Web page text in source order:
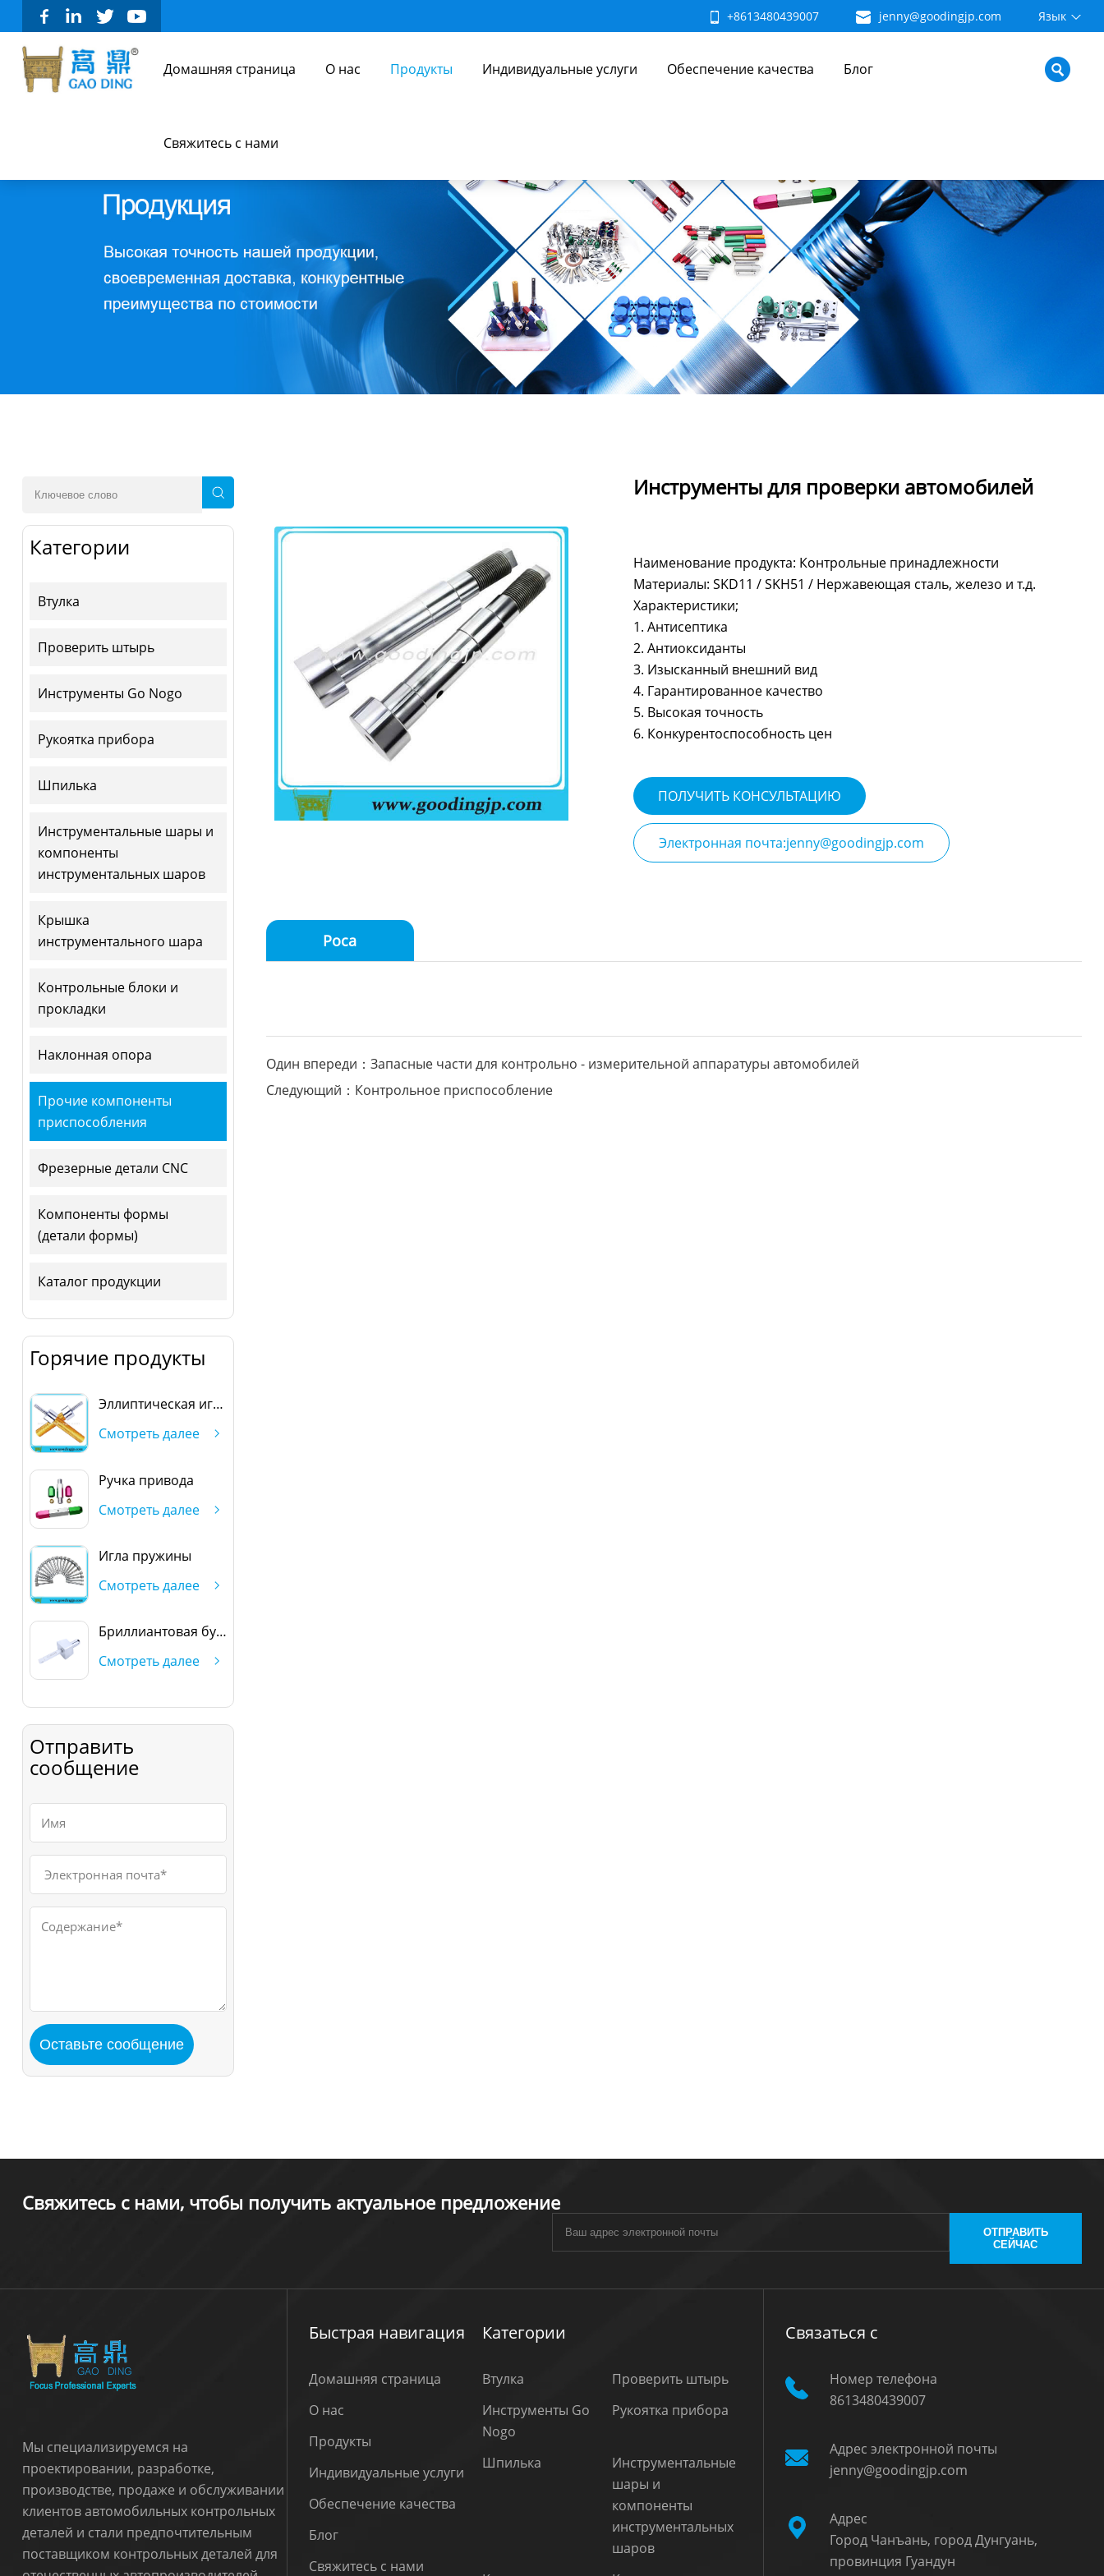
+8613480439007 jenny@goodingjp.com Язык
Домашняя страница О нас Продукты Индивидуальные услуги Обеспечение качества Блог
Свяжитесь с нами
Категории
Втулка
Проверить штырь
Инструменты Go Nogo
Рукоятка прибора
Шпилька
Инструментальные шары и
компоненты
инструментальных шаров
Крышка
инструментального шара
Контрольные блоки и
прокладки
Наклонная опора
Прочие компоненты
приспособления
Фрезерные детали CNC
Компоненты формы
(детали формы)
Каталог продукции
Горячие продукты
Эллиптическая игла
Смотреть далее
Ручка привода
Смотреть далее
Игла пружины
Смотреть далее
Бриллиантовая булавка
Смотреть далее
Отправить
сообщение
Инструменты для проверки автомобилей
Наименование продукта: Контрольные принадлежности
Материалы: SKD11 / SKH51 / Нержавеющая сталь, железо и т.д.
Характеристики;
1. Антисептика
2. Антиоксиданты
3. Изысканный внешний вид
4. Гарантированное качество
5. Высокая точность
6. Конкурентоспособность цен
ПОЛУЧИТЬ КОНСУЛЬТАЦИЮ
Электронная почта:jenny@goodingjp.com
Роса
Один впереди：Запасные части для контрольно - измерительной аппаратуры автомобилей
Следующий：Контрольное приспособление
Свяжитесь с нами, чтобы получить актуальное предложение
ОТПРАВИТЬ
СЕЙЧАС
Мы специализируемся на
проектировании, разработке,
производстве, продаже и обслуживании
клиентов автомобильных контрольных
деталей и стали предпочтительным
поставщиком контрольных деталей для
Быстрая навигация
Домашняя страница
О нас
Продукты
Индивидуальные услуги
Обеспечение качества
Блог
Свяжитесь с нами
Категории
Втулка
Проверить штырь
Инструменты Go
Nogo
Рукоятка прибора
Шпилька
Инструментальные
шары и
компоненты
инструментальных
шаров
Связаться с
Номер телефона
8613480439007
Адрес электронной почты
jenny@goodingjp.com
Адрес
Город Чанъань, город Дунгуань,
провинция Гуандун